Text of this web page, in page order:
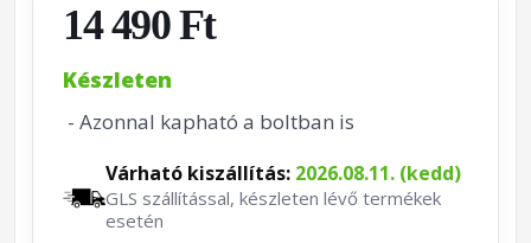
14 490 Ft
Készleten
- Azonnal kapható a boltban is
Várható kiszállítás: 2026.08.11. (kedd)
GLS szállítással, készleten lévő termékek
esetén